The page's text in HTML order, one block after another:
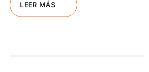
LEER MÁS